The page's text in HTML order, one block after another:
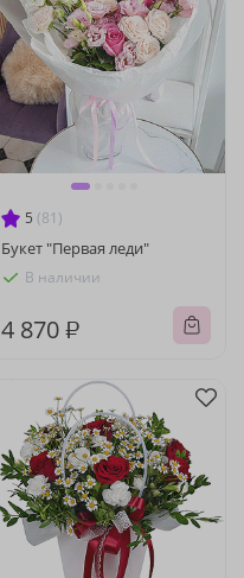
5 (81)
Букет "Первая леди"
В наличии
4 870 ₽